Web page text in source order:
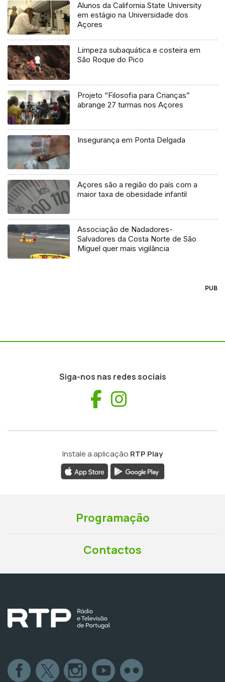
Alunos da California State University
em estágio na Universidade dos
Açores
Limpeza subaquática e costeira em
São Roque do Pico
Projeto “Filosofia para Crianças”
abrange 27 turmas nos Açores
Insegurança em Ponta Delgada
Açores são a região do país com a
maior taxa de obesidade infantil
Associação de Nadadores-
Salvadores da Costa Norte de São
Miguel quer mais vigilância
PUB
Siga-nos nas redes sociais
Facebook
Instale a aplicação RTP Play
Programação
Contactos